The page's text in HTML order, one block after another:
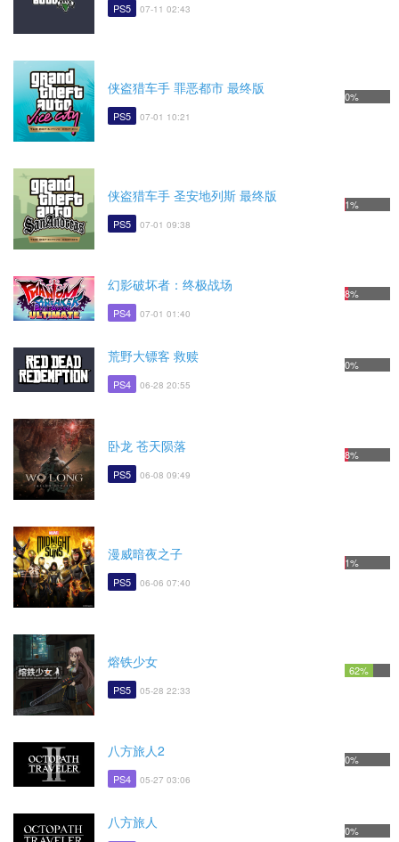
PS5 07-11 02:43
侠盗猎车手 罪恶都市 最终版
PS5 07-01 10:21
0%
侠盗猎车手 圣安地列斯 最终版
PS5 07-01 09:38
1%
幻影破坏者：终极战场
PS4 07-01 01:40
8%
荒野大镖客 救赎
PS4 06-28 20:55
0%
卧龙 苍天陨落
PS5 06-08 09:49
8%
漫威暗夜之子
PS5 06-06 07:40
1%
熔铁少女
PS5 05-28 22:33
62%
八方旅人2
PS4 05-27 03:06
0%
八方旅人 0%